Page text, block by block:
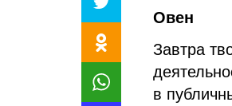
Овен
Завтра
в